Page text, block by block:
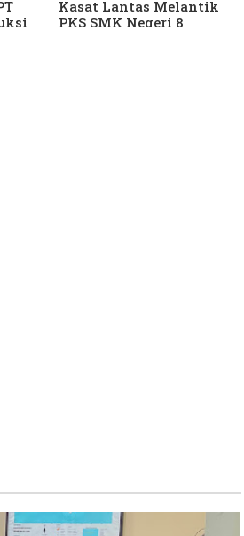
Kasat Lantas Melantik
PKS SMK Negeri 8